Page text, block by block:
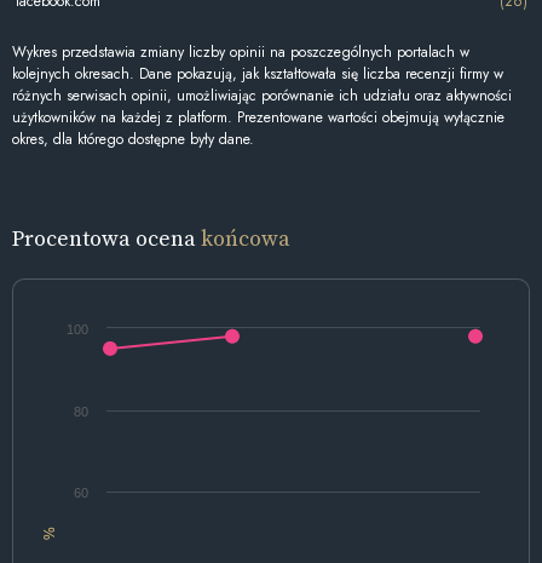
Wykres przedstawia zmiany liczby opinii na poszczególnych portalach w
kolejnych okresach. Dane pokazują, jak kształtowała się liczba recenzji firmy w
różnych serwisach opinii, umożliwiając porównanie ich udziału oraz aktywności
użytkowników na każdej z platform. Prezentowane wartości obejmują wyłącznie
okres, dla którego dostępne były dane.
Procentowa ocenakońcowa
%
60
80
100